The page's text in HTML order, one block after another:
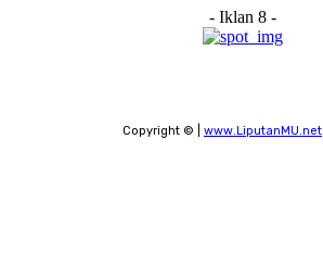
- Iklan 8 -
Copyright © | www.LiputanMU.net